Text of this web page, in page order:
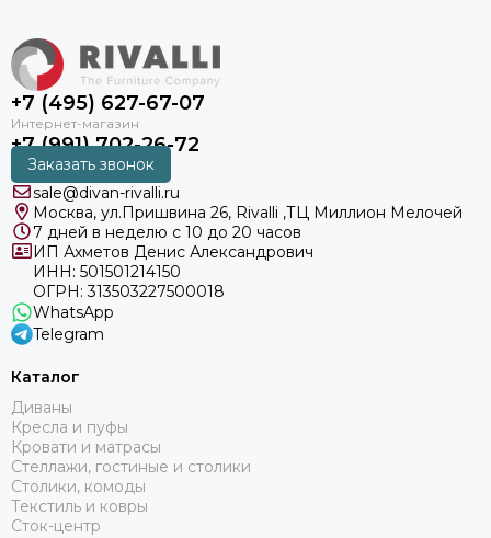
+7 (495) 627-67-07
+7 (991) 702-26-72
Заказать звонок
sale@divan-rivalli.ru
Москва, ул.Пришвина 26, Rivalli ,ТЦ Миллион Мелочей
7 дней в неделю с 10 до 20 часов
ИП Ахметов Денис Александрович
ИНН: 501501214150
ОГРН: 313503227500018
WhatsApp
Telegram
Каталог
Диваны
Кресла и пуфы
Кровати и матрасы
Стеллажи, гостиные и столики
Столики, комоды
Текстиль и ковры
Сток-центр